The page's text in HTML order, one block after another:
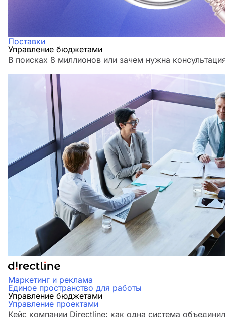
Поставки
Управление бюджетами
В поисках 8 миллионов или зачем нужна
Маркетинг и реклама
Единое пространство для работы
Управление бюджетами
Управление проектами
Кейс компании Directline: как одна система